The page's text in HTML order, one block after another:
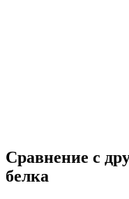
Сравнение с
белка